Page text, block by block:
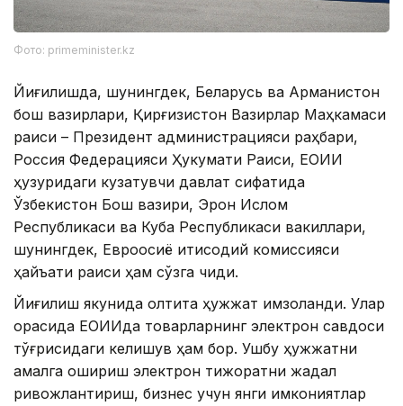
Фото: primeminister.kz
Йиғилишда, шунингдек, Беларусь ва Арманистон
бош вазирлари, Қирғизистон Вазирлар Маҳкамаси
раиси – Президент администрацияси раҳбари,
Россия Федерацияси Ҳукумати Раиси, ЕОИИ
ҳузуридаги кузатувчи давлат сифатида
Ўзбекистон Бош вазири, Эрон Ислом
Республикаси ва Куба Республикаси вакиллари,
шунингдек, Евроосиё иқтисодий комиссияси
ҳайъати раиси ҳам сўзга чиқди.
Йиғилиш якунида олтита ҳужжат имзоланди. Улар
орасида ЕОИИда товарларнинг электрон савдоси
тўғрисидаги келишув ҳам бор. Ушбу ҳужжатни
амалга ошириш электрон тижоратни жадал
ривожлантириш, бизнес учун янги имкониятлар